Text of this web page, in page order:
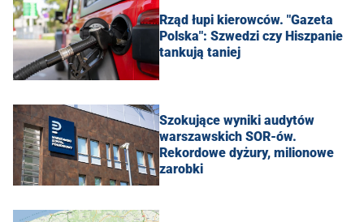
Rząd łupi kierowców. "Gazeta
Polska": Szwedzi czy Hiszpanie
tankują taniej
Szokujące wyniki audytów
warszawskich SOR-ów.
Rekordowe dyżury, milionowe
zarobki